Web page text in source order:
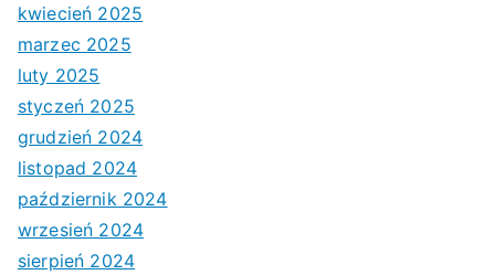
kwiecień 2025
marzec 2025
luty 2025
styczeń 2025
grudzień 2024
listopad 2024
październik 2024
wrzesień 2024
sierpień 2024